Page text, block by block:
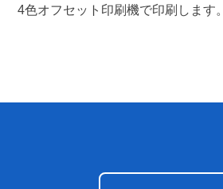
4色オフセット印刷機で印刷します。